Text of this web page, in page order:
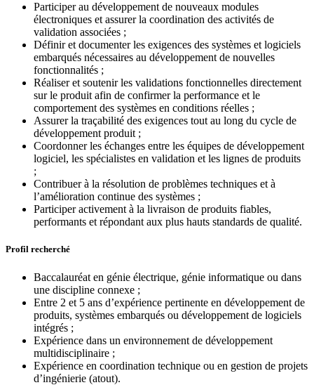
Participer au développement de nouveaux modules
électroniques et assurer la coordination des activités de
validation associées ;
Définir et documenter les exigences des systèmes et logiciels
embarqués nécessaires au développement de nouvelles
fonctionnalités ;
Réaliser et soutenir les validations fonctionnelles directement
sur le produit afin de confirmer la performance et le
comportement des systèmes en conditions réelles ;
Assurer la traçabilité des exigences tout au long du cycle de
développement produit ;
Coordonner les échanges entre les équipes de développement
logiciel, les spécialistes en validation et les lignes de produits
;
Contribuer à la résolution de problèmes techniques et à
l’amélioration continue des systèmes ;
Participer activement à la livraison de produits fiables,
performants et répondant aux plus hauts standards de qualité.
Profil recherché
Baccalauréat en génie électrique, génie informatique ou dans
une discipline connexe ;
Entre 2 et 5 ans d’expérience pertinente en développement de
produits, systèmes embarqués ou développement de logiciels
intégrés ;
Expérience dans un environnement de développement
multidisciplinaire ;
Expérience en coordination technique ou en gestion de projets
d’ingénierie (atout).